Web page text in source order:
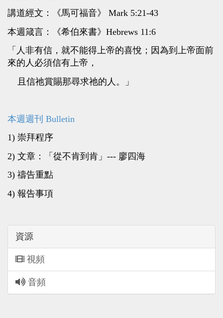
講道經文：《馬可福音》 Mark 5:21-43
本週箴言：《希伯來書》Hebrews 11:6
「人非有信，就不能得上帝的喜悅；因為到上帝面前
來的人必須信有上帝，
且信祂賞賜那尋求祂的人。」
本週週刊 Bulletin
1) 崇拜程序
2) 文章：「從不肯到肯」--- 廖四海
3) 禱告重點
4) 報告事項
資源
視頻
音頻